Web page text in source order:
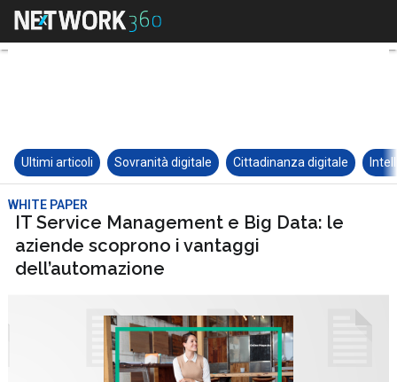
Ultimi articoli Sovranità digitale Cittadinanza digitale
WHITE PAPER
IT Service Management e Big Data: le
aziende scoprono i vantaggi
dell’automazione